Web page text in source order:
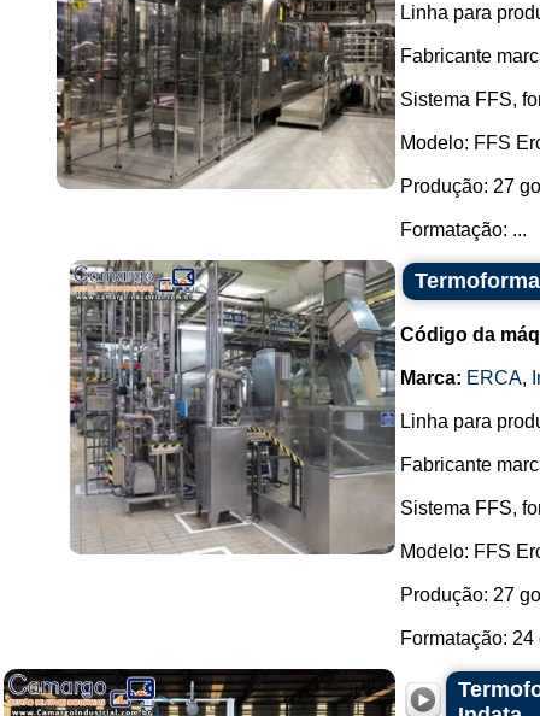
Linha para
Fabricante
Sistema FFS,
Modelo: FFS
Produção: 27
Formatação: ...
Código da
Marca: ERCA,
Linha para
Fabricante
Sistema FFS,
Modelo: FFS
Produção: 27
Formatação: 24